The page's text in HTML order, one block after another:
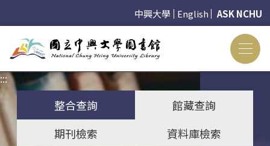
中興大學 English ASK NCHU
:::
整合查詢
館藏查詢
期刊檢索
資料庫檢索